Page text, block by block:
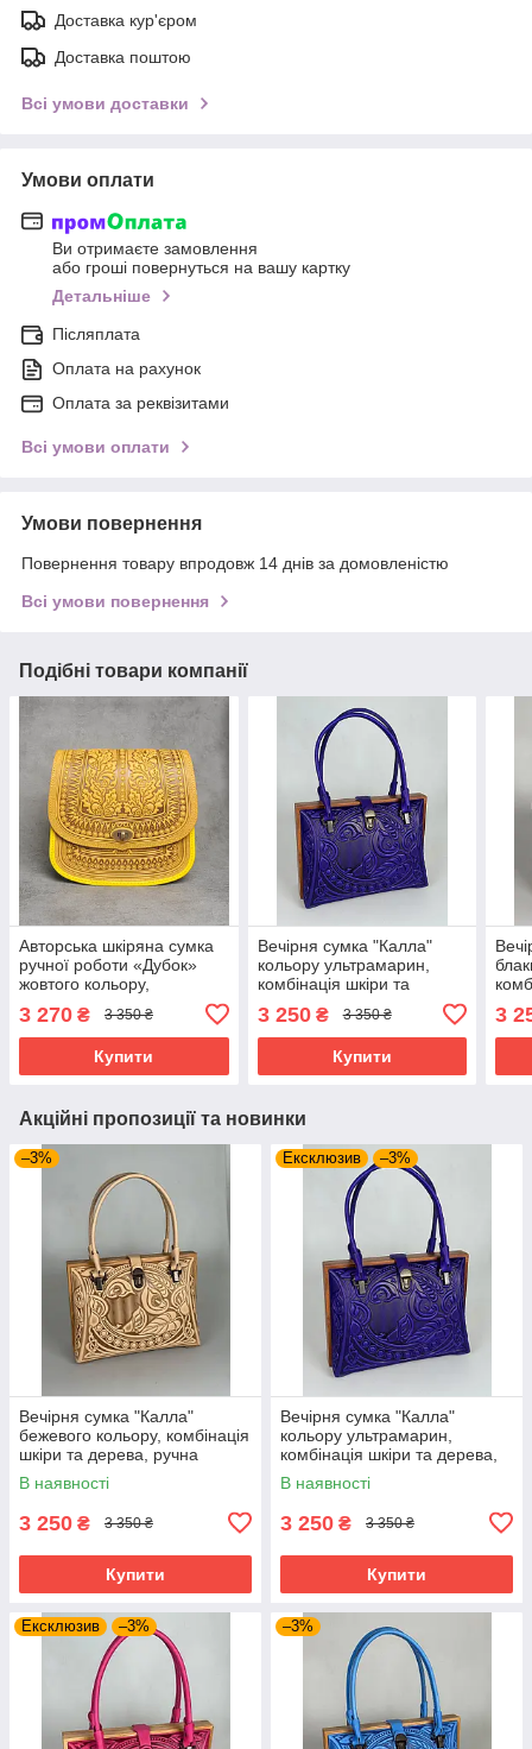
Доставка кур'єром
Доставка поштою
Всі умови доставки
Умови оплати
Ви отримаєте замовлення
або гроші повернуться на вашу картку
Детальніше
Післяплата
Оплата на рахунок
Оплата за реквізитами
Всі умови оплати
Умови повернення
Повернення товару впродовж 14 днів за домовленістю
Всі умови повернення
Подібні товари компанії
Авторська шкіряна сумка
ручної роботи «Дубок»
жовтого кольору,
3 270 ₴ 3 350 ₴
Купити
Вечірня сумка "Калла"
кольору ультрамарин,
комбінація шкіри та
27×19×11 см
3 250₴ 3 350 ₴
Купити
3
Акційні пропозиції та новинки
–3%
Вечірня сумка "Калла"
бежевого кольору, комбінація
шкіри та дерева, ручна
робота, 27×19×11 см
В наявності
3 250 ₴ 3 350 ₴
Купити
Ексклюзив –3%
Вечірня сумка "Калла"
кольору ультрамарин,
комбінація шкіри та дерева,
ручна робота, 27×19×11 см
В наявності
3 250 ₴ 3 350 ₴
Купити
Ексклюзив –3% –3%